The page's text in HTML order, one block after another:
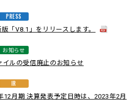
PRESS
「V8.1」をリリースします。
お知らせ
イルの受信廃止のお知らせ
IR
12月期 決算発表予定日時は、2023年2月